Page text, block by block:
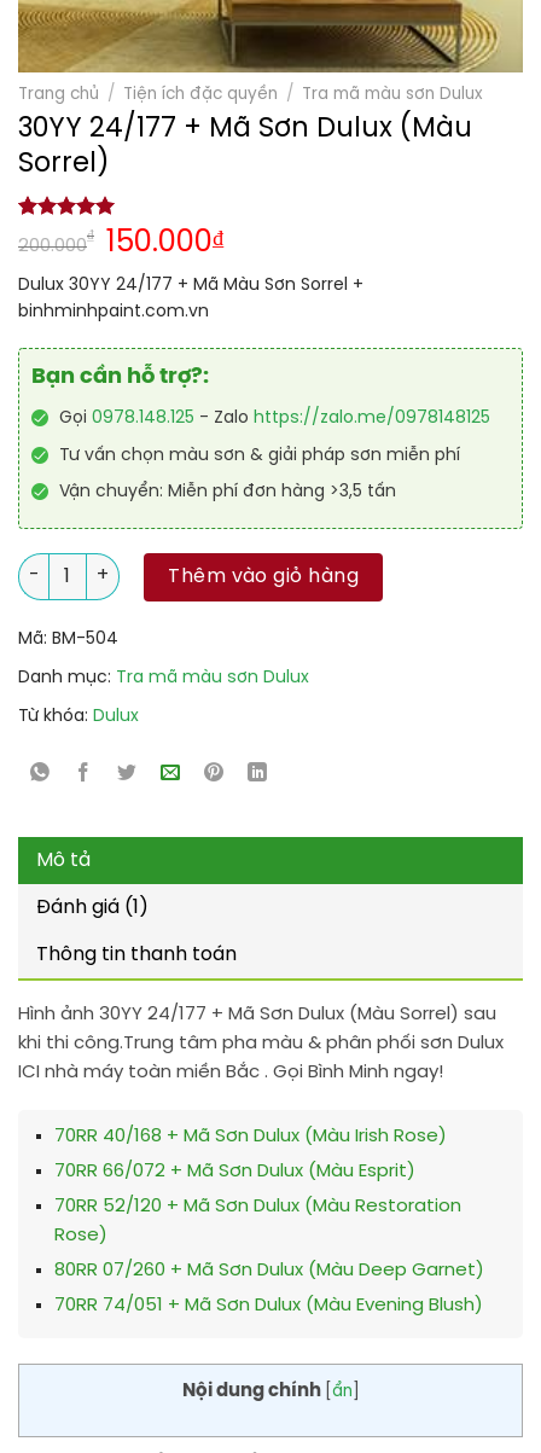
Trang chủ / Tiện ích đặc quyền / Tra mã màu sơn Dulux
30YY 24/177 + Mã Sơn Dulux (Màu
Sorrel)
5.00 trên 5
dựa trên
1
đánh giá
200.000
₫ 150.000₫
Dulux 30YY 24/177 + Mã Màu Sơn Sorrel +
binhminhpaint.com.vn
Bạn cần hỗ trợ?:
Gọi 0978.148.125 - Zalo https://zalo.me/0978148125
Tư vấn chọn màu sơn & giải pháp sơn miễn phí
Vận chuyển: Miễn phí đơn hàng >3,5 tấn
30YY 24/177 + Mã Sơn Dulux (Màu Sorrel) số lượng
Thêm vào giỏ hàng
Mã: BM-504
Danh mục: Tra mã màu sơn Dulux
Từ khóa: Dulux
Mô tả
Đánh giá (1)
Thông tin thanh toán
Hình ảnh 30YY 24/177 + Mã Sơn Dulux (Màu Sorrel) sau
khi thi công.Trung tâm pha màu & phân phối sơn Dulux
ICI nhà máy toàn miền Bắc . Gọi Bình Minh ngay!
70RR 40/168 + Mã Sơn Dulux (Màu Irish Rose)
70RR 66/072 + Mã Sơn Dulux (Màu Esprit)
70RR 52/120 + Mã Sơn Dulux (Màu Restoration
Rose)
80RR 07/260 + Mã Sơn Dulux (Màu Deep Garnet)
70RR 74/051 + Mã Sơn Dulux (Màu Evening Blush)
Nội dung chính ẩn